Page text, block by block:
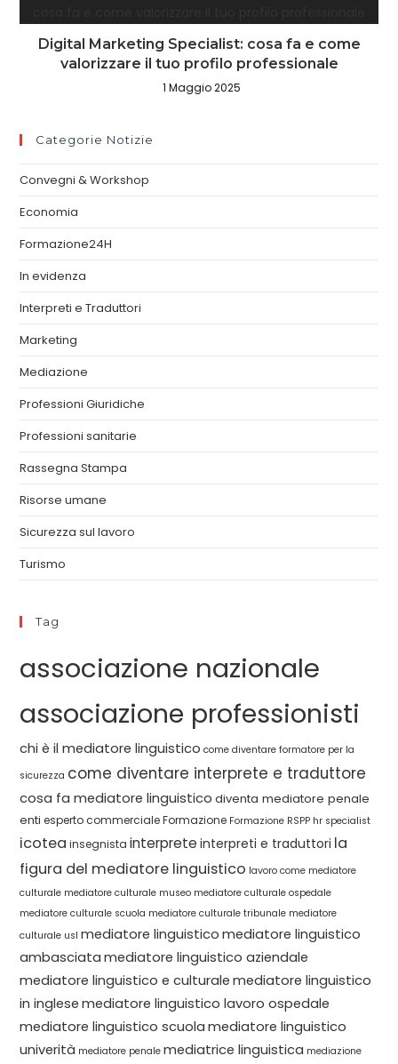
Digital Marketing Specialist: cosa fa e come
valorizzare il tuo profilo professionale
1 Maggio 2025
Categorie Notizie
Convegni & Workshop
Economia
Formazione24H
In evidenza
Interpreti e Traduttori
Marketing
Mediazione
Professioni Giuridiche
Professioni sanitarie
Rassegna Stampa
Risorse umane
Sicurezza sul lavoro
Turismo
Tag
associazione nazionale
associazione professionisti
chi è il mediatore linguistico come diventare formatore per la
sicurezza come diventare interprete e traduttore
cosa fa mediatore linguistico diventa mediatore penale
enti esperto commerciale Formazione Formazione RSPP hr specialist
icotea insegnista interprete interpreti e traduttori la
figura del mediatore linguistico lavoro come mediatore
culturale mediatore culturale museo mediatore culturale ospedale
mediatore culturale scuola mediatore culturale tribunale mediatore
culturale usl mediatore linguistico mediatore linguistico
ambasciata mediatore linguistico aziendale
mediatore linguistico e culturale mediatore linguistico
in inglese mediatore linguistico lavoro ospedale
mediatore linguistico scuola mediatore linguistico
univerità mediatore penale mediatrice linguistica mediazione